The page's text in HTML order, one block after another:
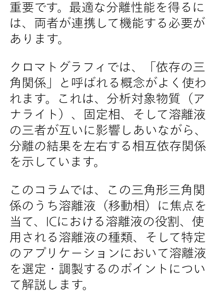
重要です。最適な分離性能を得るに
は、両者が連携して機能する必要が
あります。
クロマトグラフィでは、「依存の三
角関係」と呼ばれる概念がよく使わ
れます。これは、分析対象物質（ア
ナライト）、固定相、そして溶離液
の三者が互いに影響しあいながら、
分離の結果を左右する相互依存関係
を示しています。
このコラムでは、この三角形三角関
係のうち溶離液（移動相）に焦点を
当て、ICにおける溶離液の役割、使
用される溶離液の種類、そして特定
のアプリケーションにおいて溶離液
を選定・調製するのポイントについ
て解説します。